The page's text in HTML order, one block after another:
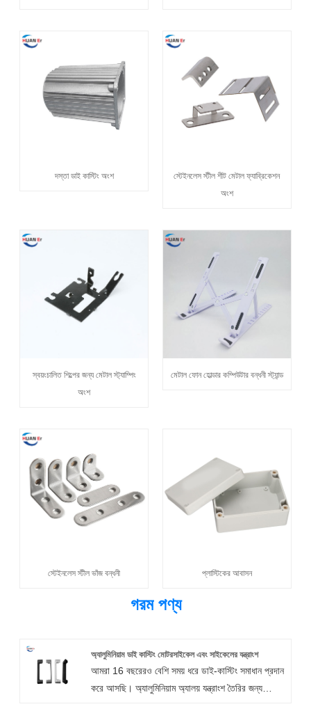
দস্তা ডাই কাস্টিং অংশ
স্টেইনলেস স্টীল শীট মেটাল ফ্যাব্রিকেশন
অংশ
স্বয়ংচালিত শিল্পের জন্য মেটাল স্ট্যাম্পিং
অংশ
মেটাল ফোন হোল্ডার কম্পিউটার বন্ধনী স্ট্যান্ড
স্টেইনলেস স্টীল ভাঁজ বন্ধনী প্লাস্টিকের আবাসন
গরম পণ্য
অ্যালুমিনিয়াম ডাই কাস্টিং মোটরসাইকেল এবং সাইকেলের যন্ত্রাংশ
আমরা 16 বছরেরও বেশি সময় ধরে ডাই-কাস্টিং সমাধান প্রদান
করে আসছি। অ্যালুমিনিয়াম অ্যালয় যন্ত্রাংশ তৈরির জন্য